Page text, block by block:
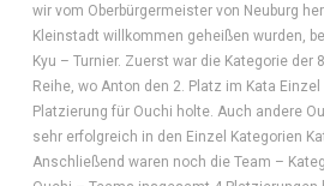
wir vom Oberbürgermeister von Neuburg
Kleinstadt willkommen geheißen wurden,
Kyu – Turnier. Zuerst war die Kategorie der
Reihe, wo Anton den 2. Platz im Kata
Platzierung für Ouchi holte. Auch andere
sehr erfolgreich in den Einzel Kategorien
Anschließend waren noch die Team –